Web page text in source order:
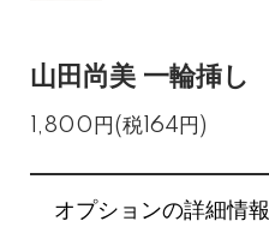
山田尚美 一輪挿し
1,800円(税164円)
オプションの詳細情報